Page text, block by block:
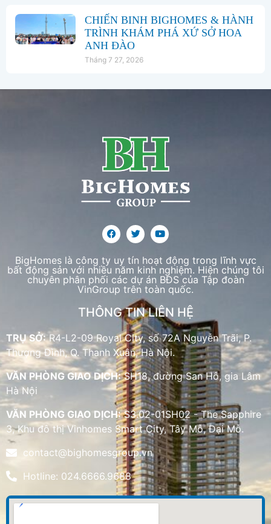
CHIẾN BINH BIGHOMES & HÀNH
TRÌNH KHÁM PHÁ XỨ SỞ HOA
ANH ĐÀO
Tháng 7 27, 2026
BigHomes là công ty uy tín hoạt động trong lĩnh vực
bất động sản với nhiều năm kinh nghiệm. Hiện chúng tôi
chuyên phân phối các dự án BĐS của Tập đoàn
VinGroup trên toàn quốc.
THÔNG TIN LIÊN HỆ
TRỤ SỞ:R4-L2-09 Royal City, số 72A Nguyễn Trãi, P.
Thượng Đình, Q. Thanh Xuân, Hà Nội.
VĂN PHÒNG GIAO DỊCH:SH18, đường San Hô, gia Lâm
Hà Nội
VĂN PHÒNG GIAO DỊCH:S3.02-01SH02 - The Sapphire
3, Khu đô thị Vinhomes Smart City, Tây Mỗ, Đại Mỗ.
contact@bighomesgroup.vn
Hotline: 024.6666.9688